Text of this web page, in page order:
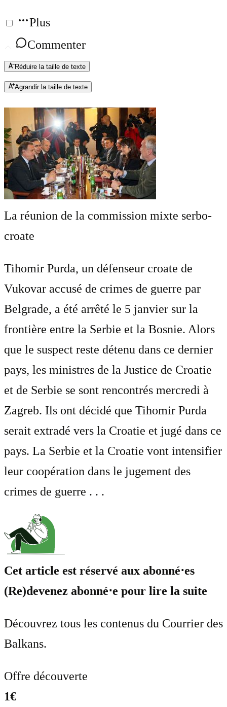
Plus
Commenter
Réduire la taille de texte
Agrandir la taille de texte
La réunion de la commission mixte serbo-
croate
Tihomir Purda, un défenseur croate de
Vukovar accusé de crimes de guerre par
Belgrade, a été arrêté le 5 janvier sur la
frontière entre la Serbie et la Bosnie. Alors
que le suspect reste détenu dans ce dernier
pays, les ministres de la Justice de Croatie
et de Serbie se sont rencontrés mercredi à
Zagreb. Ils ont décidé que Tihomir Purda
serait extradé vers la Croatie et jugé dans ce
pays. La Serbie et la Croatie vont intensifier
leur coopération dans le jugement des
crimes de guerre . . .
Cet article est réservé aux abonné⋅es
(Re)devenez abonné⋅e pour lire la suite
Découvrez tous les contenus du Courrier des
Balkans.
Offre découverte
1€